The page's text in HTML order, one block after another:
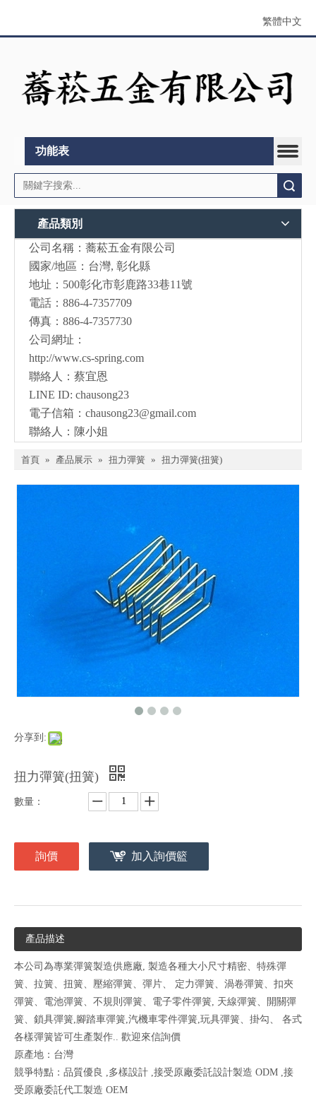
繁體中文
功能表
產品類別
公司名稱：蕎菘五金有限公司
國家/地區：台灣, 彰化縣
地址：500彰化市彰鹿路33巷11號
電話：886-4-7357709
傳真：886-4-7357730
公司網址：
http://www.cs-spring.com
聯絡人：蔡宜恩
LINE ID: chausong23
電子信箱： chausong23@gmail.com
聯絡人：陳小姐
首頁 » 產品展示 » 扭力彈簧 » 扭力彈簧(扭簧)
分享到:
扭力彈簧(扭簧)
數量：
詢價 加入詢價籃
產品描述
本公司為專業彈簧製造供應廠, 製造各種大小尺寸精密、特殊彈
簧、拉簧、扭簧、壓縮彈簧、彈片、 定力彈簧、渦卷彈簧、扣夾
彈簧、電池彈簧、不規則彈簧、電子零件彈簧, 天線彈簧、開關彈
簧、鎖具彈簧,腳踏車彈簧,汽機車零件彈簧,玩具彈簧、掛勾、 各式
各樣彈簧皆可生產製作.. 歡迎來信詢價
原產地：台灣
競爭特點：品質優良 ,多樣設計 ,接受原廠委託設計製造 ODM ,接
受原廠委託代工製造 OEM